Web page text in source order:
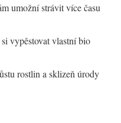
umožní strávit více času
vypěstovat vlastní bio
rostlin a sklizeň úrody